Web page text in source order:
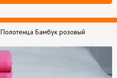
Полотенца Бамбук розовый